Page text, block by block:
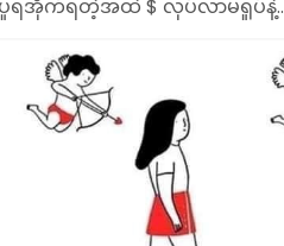
ရအိုက်ရတဲ့အထဲ $ လုပ်လာမရှုပ်နဲ့..